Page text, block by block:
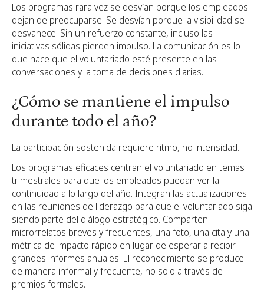
Los programas rara vez se desvían porque los empleados
dejan de preocuparse. Se desvían porque la visibilidad se
desvanece. Sin un refuerzo constante, incluso las
iniciativas sólidas pierden impulso. La comunicación es lo
que hace que el voluntariado esté presente en las
conversaciones y la toma de decisiones diarias.
¿Cómo se mantiene el impulso
durante todo el año?
La participación sostenida requiere ritmo, no intensidad.
Los programas eficaces centran el voluntariado en temas
trimestrales para que los empleados puedan ver la
continuidad a lo largo del año. Integran las actualizaciones
en las reuniones de liderazgo para que el voluntariado siga
siendo parte del diálogo estratégico. Comparten
microrrelatos breves y frecuentes, una foto, una cita y una
métrica de impacto rápido en lugar de esperar a recibir
grandes informes anuales. El reconocimiento se produce
de manera informal y frecuente, no solo a través de
premios formales.